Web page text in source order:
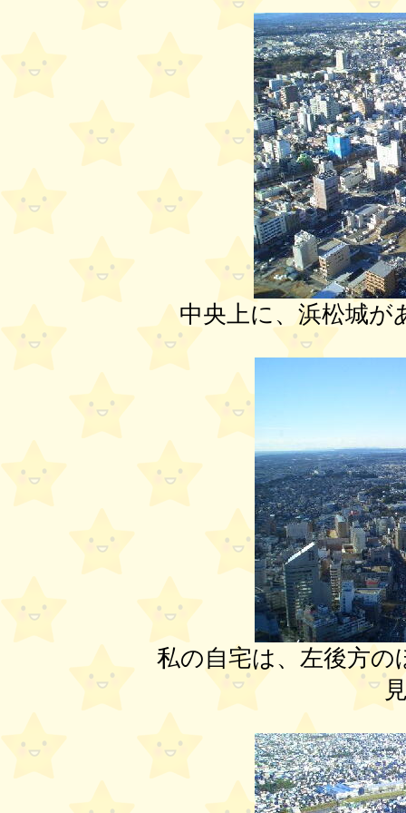
中央上に、浜松城
私の自宅は、左後方